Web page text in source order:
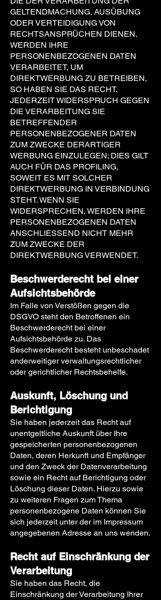
GELTENDMACHUNG, AUSÜBUNG
ODER VERTEIDIGUNG VON
RECHTSANSPRÜCHEN DIENEN.
WERDEN IHRE
PERSONENBEZOGENEN DATEN
VERARBEITET, UM
DIREKTWERBUNG ZU BETREIBEN,
SO HABEN SIE DAS RECHT,
JEDERZEIT WIDERSPRUCH GEGEN
DIE VERARBEITUNG SIE
BETREFFENDER
PERSONENBEZOGENER DATEN
ZUM ZWECKE DERARTIGER
WERBUNG EINZULEGEN; DIES GILT
AUCH FÜR DAS PROFILING,
SOWEIT ES MIT SOLCHER
DIREKTWERBUNG IN VERBINDUNG
STEHT. WENN SIE
WIDERSPRECHEN, WERDEN IHRE
PERSONENBEZOGENEN DATEN
ANSCHLIESSEND NICHT MEHR
ZUM ZWECKE DER
DIREKTWERBUNG VERWENDET.
Beschwerderecht bei einer
Aufsichtsbehörde
Im Falle von Verstößen gegen die
DSGVO steht den Betroffenen ein
Beschwerderecht bei einer
Aufsichtsbehörde zu. Das
Beschwerderecht besteht unbeschadet
anderweitiger verwaltungsrechtlicher
oder gerichtlicher Rechtsbehelfe.
Auskunft, Löschung und
Berichtigung
Sie haben jederzeit das Recht auf
unentgeltliche Auskunft über Ihre
gespeicherten personenbezogenen
Daten, deren Herkunft und Empfänger
und den Zweck der Datenverarbeitung
sowie ein Recht auf Berichtigung oder
Löschung dieser Daten. Hierzu sowie
zu weiteren Fragen zum Thema
personenbezogene Daten können Sie
sich jederzeit unter der im Impressum
angegebenen Adresse an uns wenden.
Recht auf Einschränkung der
Verarbeitung
Sie haben das Recht, die
Einschränkung der Verarbeitung Ihrer